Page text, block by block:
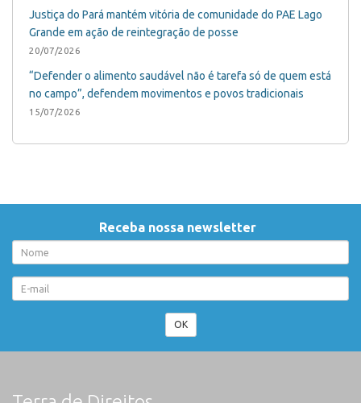
Justiça do Pará mantém vitória de comunidade do PAE Lago
Grande em ação de reintegração de posse
20/07/2026
“Defender o alimento saudável não é tarefa só de quem está
no campo”, defendem movimentos e povos tradicionais
15/07/2026
Receba nossa newsletter
OK